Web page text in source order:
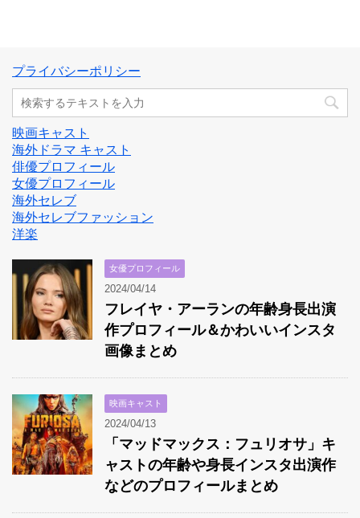
プライバシーポリシー
映画キャスト
海外ドラマ キャスト
俳優プロフィール
女優プロフィール
海外セレブ
海外セレブファッション
洋楽
女優プロフィール
2024/04/14
フレイヤ・アーランの年齢身長出演
作プロフィール＆かわいいインスタ
画像まとめ
映画キャスト
2024/04/13
「マッドマックス：フュリオサ」キ
ャストの年齢や身長インスタ出演作
などのプロフィールまとめ